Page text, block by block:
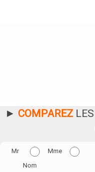
► COMPAREZ LES
Mr
Mme
Nom